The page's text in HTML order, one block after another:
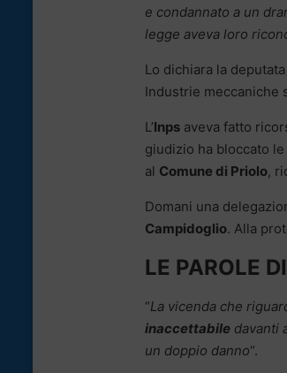
e condannato a un
legge aveva loro
Lo dichiara la
Industrie meccaniche
L’Inps aveva fatto
giudizio ha bloccato
al Comune di Priolo,
Domani una
Campidoglio. Alla
LE PAROLE
“La vicenda che
inaccettabile davanti
un doppio danno“.